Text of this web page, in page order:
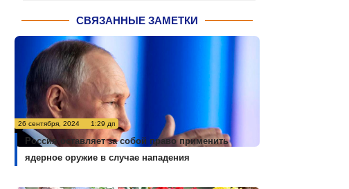
СВЯЗАННЫЕ ЗАМЕТКИ
26 сентября, 2024 1:29 дп
Россия оставляет за собой право применить
ядерное оружие в случае нападения